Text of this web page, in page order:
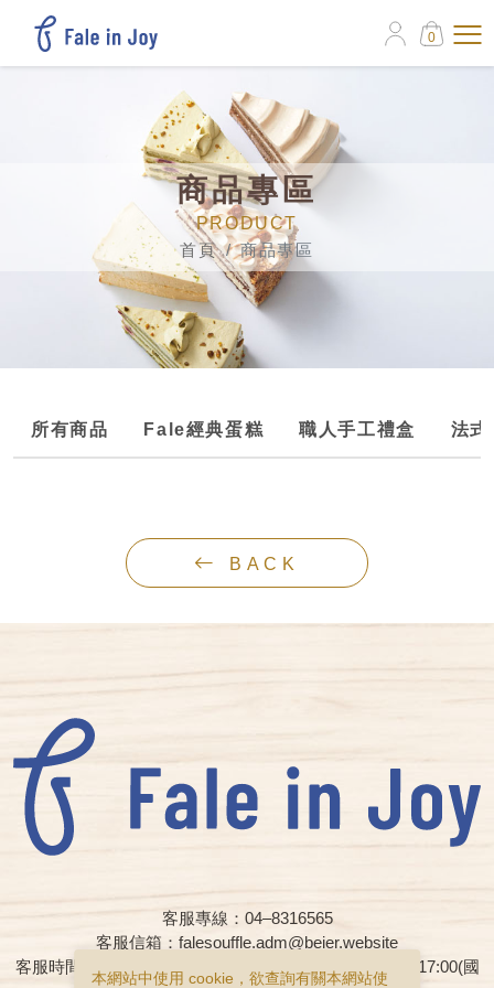
0
商品專區
PRODUCT
首頁
商品專區
所有商品 Fale經典蛋糕 職人手工禮盒 法式
BACK
客服專線：04–8316565
客服信箱：falesouffle.adm@beier.website
客服時間：週一至週五早上08:00 – 12:00、下午13:00 – 17:00(國
本網站中使用 cookie，欲查詢有關本網站使